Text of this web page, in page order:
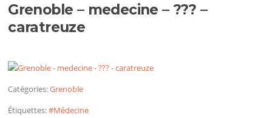
Grenoble – medecine – ??? –
caratreuze
Catégories:Grenoble
Étiquettes:#Médecine